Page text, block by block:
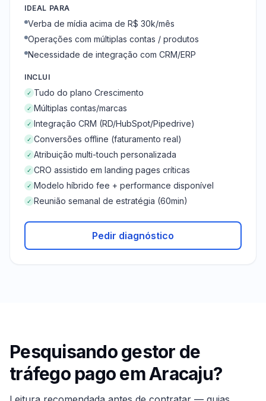
IDEAL PARA
Verba de mídia acima de R$ 30k/mês
Operações com múltiplas contas / produtos
Necessidade de integração com CRM/ERP
INCLUI
✓ Tudo do plano Crescimento
✓ Múltiplas contas/marcas
✓ Integração CRM (RD/HubSpot/Pipedrive)
✓ Conversões offline (faturamento real)
✓ Atribuição multi-touch personalizada
✓ CRO assistido em landing pages críticas
✓ Modelo híbrido fee + performance disponível
✓ Reunião semanal de estratégia (60min)
Pedir diagnóstico
Pesquisando gestor de
tráfego pago emAracaju?